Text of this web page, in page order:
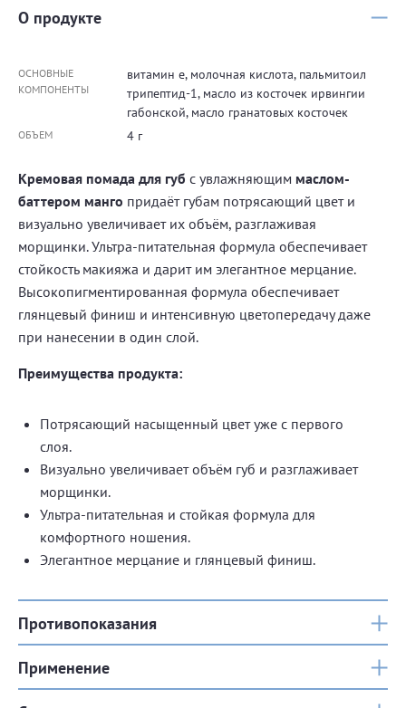
О продукте
ОСНОВНЫЕ
КОМПОНЕНТЫ
витамин е, молочная кислота, пальмитоил
трипептид-1, масло из косточек ирвингии
габонской, масло гранатовых косточек
ОБЪЕМ 4 г
Кремовая помада для губ с увлажняющим маслом-
баттером манго придаёт губам потрясающий цвет и
визуально увеличивает их объём, разглаживая
морщинки. Ультра-питательная формула обеспечивает
стойкость макияжа и дарит им элегантное мерцание.
Высокопигментированная формула обеспечивает
глянцевый финиш и интенсивную цветопередачу даже
при нанесении в один слой.
Преимущества продукта:
Потрясающий насыщенный цвет уже с первого
слоя.
Визуально увеличивает объём губ и разглаживает
морщинки.
Ультра-питательная и стойкая формула для
комфортного ношения.
Элегантное мерцание и глянцевый финиш.
Противопоказания
Применение